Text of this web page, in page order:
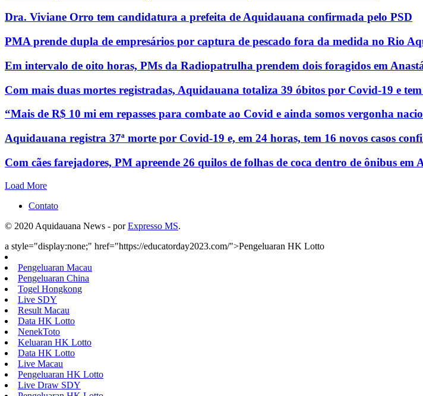
Dra. Viviane Orro tem candidatura a prefeita de Aquidauana confirmada pelo PSD
PMA prende dupla de empresários por captura de pescado fora da medida no Rio
Em intervalo de oito horas, PMs da Radiopatrulha prendem dois foragidos em
Com mais duas mortes registradas, Aquidauana totaliza 39 óbitos por Covid-19 e
“Mais de R$ 10 mi em repasses para combate ao Covid e ainda somos vergonha
Aquidauana registra 37ª morte por Covid-19 e, em 24 horas, tem 16 novos casos
Com cães farejadores, PM apreende 26 quilos de folhas de coca dentro de ônibus em
Load More
Contato
© 2020 Aquidauana News - porExpresso MS.
a style="display:none;" href="https://educatorday2023.com/">Pengeluaran HK Lotto
Pengeluaran Macau
Pengeluaran China
Togel Hongkong
Live SDY
Result Macau
Data HK Lotto
NenekToto
Keluaran HK Lotto
Data HK Lotto
Live Macau
Pengeluaran HK Lotto
Live Draw SDY